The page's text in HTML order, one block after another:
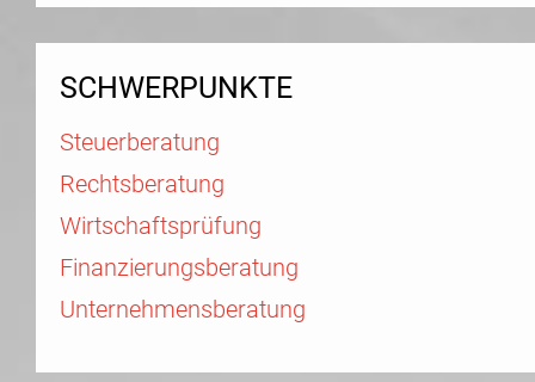
SCHWERPUNKTE
Steuerberatung
Rechtsberatung
Wirtschaftsprüfung
Finanzierungsberatung
Unternehmensberatung